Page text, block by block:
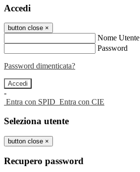
Accedi
button close ×
Nome Utente
Password
Password dimenticata?
-
Entra con SPID Entra con CIE
Seleziona utente
button close ×
Recupero password